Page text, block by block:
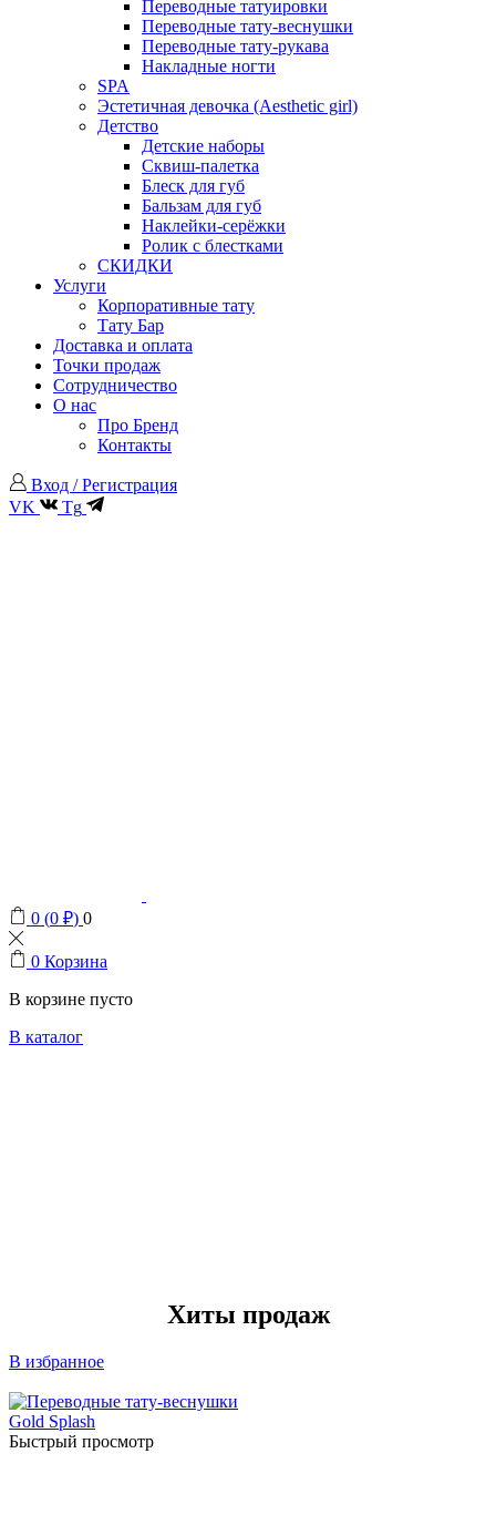
Переводные татуировки
Переводные тату-веснушки
Переводные тату-рукава
Накладные ногти
SPA
Эстетичная девочка (Aesthetic girl)
Детство
Детские наборы
Сквиш-палетка
Блеск для губ
Бальзам для губ
Наклейки-серёжки
Ролик с блестками
СКИДКИ
Услуги
Корпоративные тату
Тату Бар
Доставка и оплата
Точки продаж
Сотрудничество
О нас
Про Бренд
Контакты
Вход / Регистрация
VK
Tg
0 (0 ₽) 0
0 Корзина
В корзине пусто
В каталог
Хиты продаж
В избранное
Быстрый просмотр